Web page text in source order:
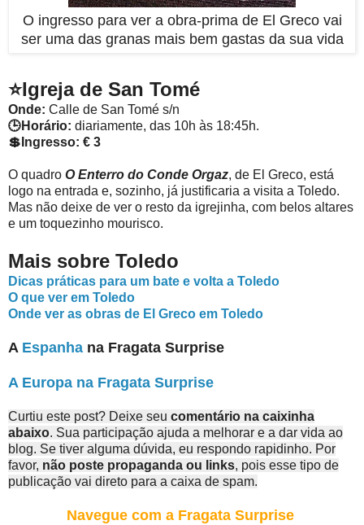
O ingresso para ver a obra-prima de El Greco vai
ser uma das granas mais bem gastas da sua vida
⭐Igreja de San Tomé
Onde: Calle de San Tomé s/n
🕒Horário: diariamente, das 10h às 18:45h.
💲Ingresso: € 3
O quadro O Enterro do Conde Orgaz, de El Greco, está
logo na entrada e, sozinho, já justificaria a visita a Toledo.
Mas não deixe de ver o resto da igrejinha, com belos altares
e um toquezinho mourisco.
Mais sobre Toledo
Dicas práticas para um bate e volta a Toledo
O que ver em Toledo
Onde ver as obras de El Greco em Toledo
A Espanha na Fragata Surprise
A Europa na Fragata Surprise
Curtiu este post? Deixe seu comentário na caixinha
abaixo. Sua participação ajuda a melhorar e a dar vida ao
blog. Se tiver alguma dúvida, eu respondo rapidinho. Por
favor, não poste propaganda ou links, pois esse tipo de
publicação vai direto para a caixa de spam.
Navegue com a Fragata Surprise